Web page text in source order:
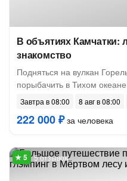
В объятиях Камчатки:
знакомство
Подняться на вулкан
порыбачить в Тихом океане
Завтра в 08:00 8 авг в 08:00
222 000 ₽за человека
5 отзывов